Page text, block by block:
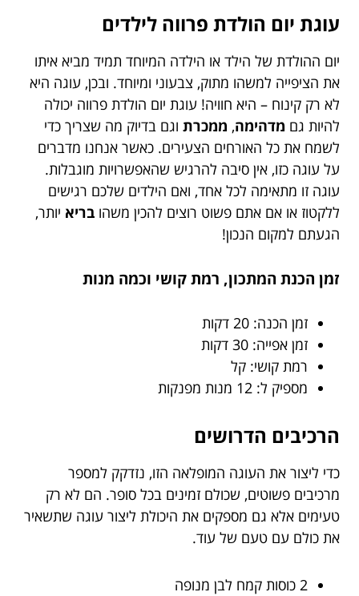
עוגת יום הולדת פרווה לילדים
יום ההולדת של הילד או הילדה המיוחד תמיד מביא איתו
את הציפייה למשהו מתוק, צבעוני ומיוחד. ובכן, עוגה היא
לא רק קינוח – היא חוויה! עוגת יום הולדת פרווה יכולה
להיות גם מדהימה, ממכרת וגם בדיוק מה שצריך כדי
לשמח את כל האורחים הצעירים. כאשר אנחנו מדברים
על עוגה כזו, אין סיבה להרגיש שהאפשרויות מוגבלות.
עוגה זו מתאימה לכל אחד, ואם הילדים שלכם רגישים
ללקטוז או אם אתם פשוט רוצים להכין משהו בריא יותר,
הגעתם למקום הנכון!
זמן הכנת המתכון, רמת קושי וכמה מנות
זמן הכנה: 20 דקות
זמן אפייה: 30 דקות
רמת קושי: קל
מספיק ל: 12 מנות מפנקות
הרכיבים הדרושים
כדי ליצור את העוגה המופלאה הזו, נזדקק למספר
מרכיבים פשוטים, שכולם זמינים בכל סופר. הם לא רק
טעימים אלא גם מספקים את היכולת ליצור עוגה שתשאיר
את כולם עם טעם של עוד.
2 כוסות קמח לבן מנופה